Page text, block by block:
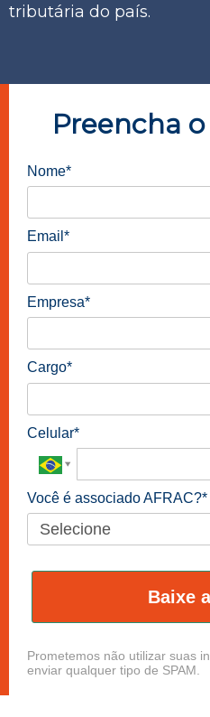
tributária do país.
Preencha
Nome*
Email*
Empresa*
Cargo*
Celular*
Você é associado AFRAC?*
Baixe
Prometemos não utilizar suas
enviar qualquer tipo de SPAM.